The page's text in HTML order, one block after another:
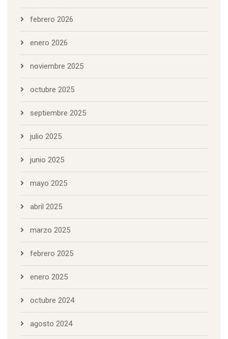
febrero 2026
enero 2026
noviembre 2025
octubre 2025
septiembre 2025
julio 2025
junio 2025
mayo 2025
abril 2025
marzo 2025
febrero 2025
enero 2025
octubre 2024
agosto 2024